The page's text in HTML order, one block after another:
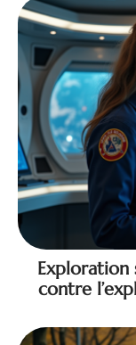
Exploration
contre